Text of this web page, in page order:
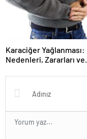
Karaciğer Yağlanması:
Nedenleri, Zararları ve
Tavsiyeleri